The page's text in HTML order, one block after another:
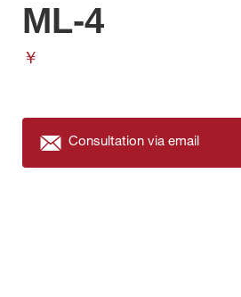
ML-4
￥
Consultation via email